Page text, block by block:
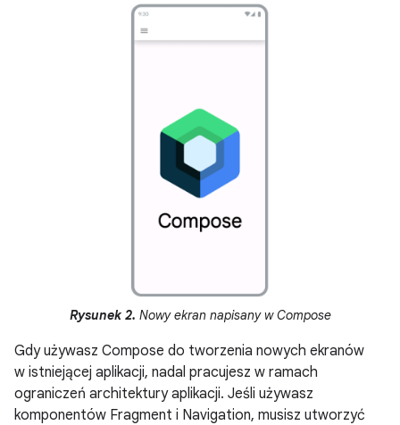
Rysunek 2. Nowy ekran napisany w Compose
Gdy używasz Compose do tworzenia nowych ekranów
w istniejącej aplikacji, nadal pracujesz w ramach
ograniczeń architektury aplikacji. Jeśli używasz
komponentów Fragment i Navigation, musisz utworzyć